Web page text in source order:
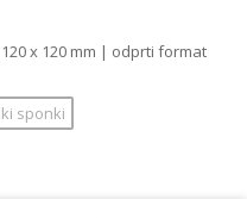
x 120 mm | odprti format
sponki